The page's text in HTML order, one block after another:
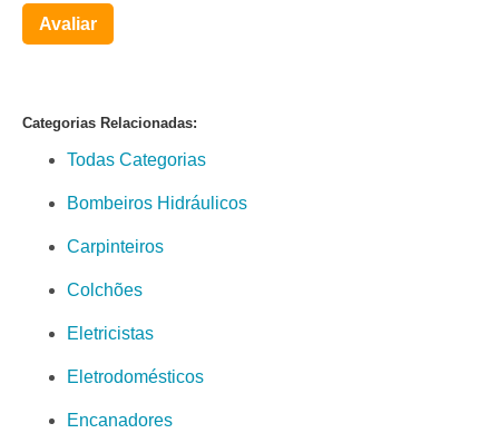
Avaliar
Categorias Relacionadas:
Todas Categorias
Bombeiros Hidráulicos
Carpinteiros
Colchões
Eletricistas
Eletrodomésticos
Encanadores